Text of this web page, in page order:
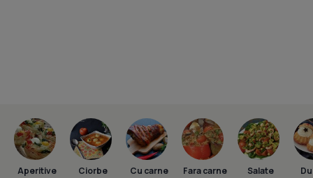
Aperitive Ciorbe Cu carne Fara carne Salate